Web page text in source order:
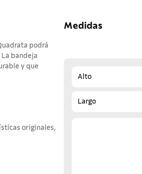
podrá
bandeja
y que
originales,
Medidas
Alto
Largo